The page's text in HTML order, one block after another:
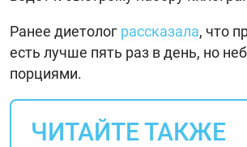
Ранее диетолог рассказала, что
есть лучше пять раз в день, но
порциями.
ЧИТАЙТЕ ТАКЖЕ